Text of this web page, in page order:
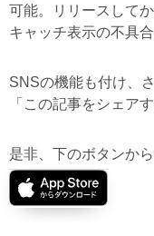
可能。リリースして
キャッチ表示の不具
SNSの機能も付け、
「この記事をシェア
是非、下のボタンか